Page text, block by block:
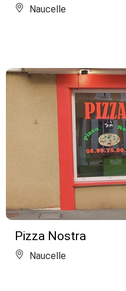
Naucelle
Pizza Nostra
Naucelle